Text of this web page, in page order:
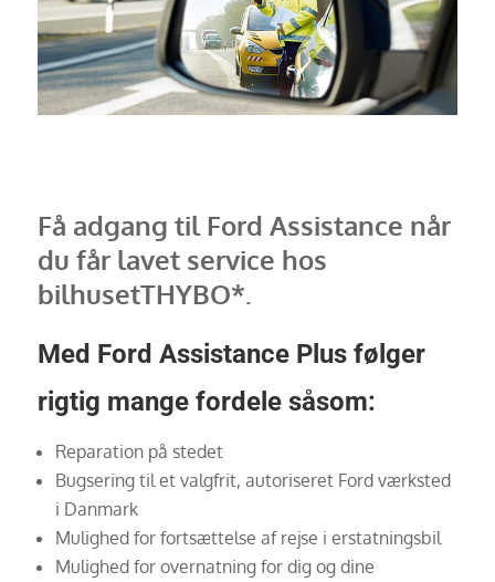
Få adgang til Ford Assistance når
du får lavet service hos
bilhusetTHYBO*.
Med Ford Assistance Plus følger
rigtig mange fordele såsom:
Reparation på stedet
Bugsering til et valgfrit, autoriseret Ford værksted
i Danmark
Mulighed for fortsættelse af rejse i erstatningsbil
Mulighed for overnatning for dig og dine